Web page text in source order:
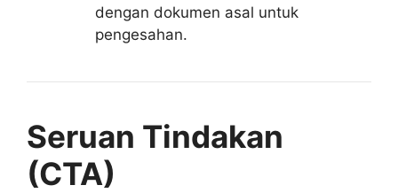
dengan dokumen asal untuk
pengesahan.
Seruan Tindakan
(CTA)